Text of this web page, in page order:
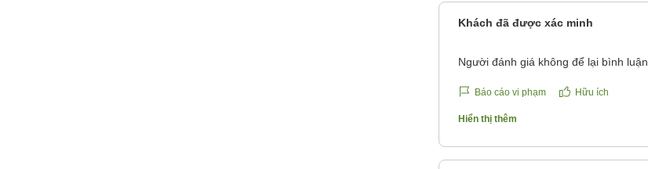
Khách đã được xác minh
Người đánh giá không để lại bình luận.
Báo cáo vi phạm Hữu ích
Hiển thị thêm